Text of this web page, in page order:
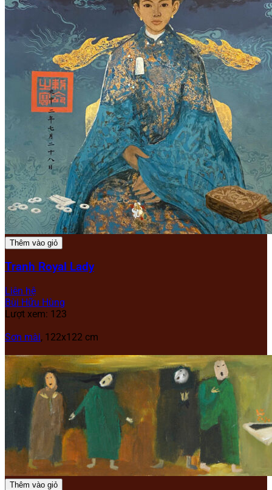
Thêm vào giỏ
Tranh Royal Lady
Liên hệ
Bùi Hữu Hùng
Lượt xem: 123
Sơn mài, 122x122 cm
Thêm vào giỏ